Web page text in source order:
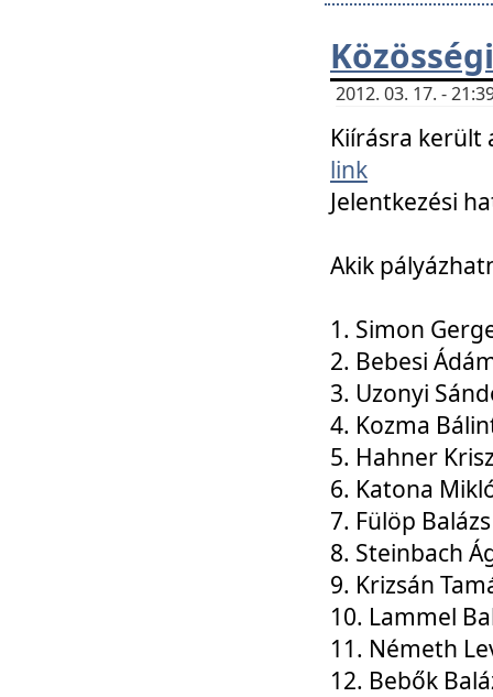
2012. 03. 17. -
Kiírásra került
link
Jelentkezési
Akik
1. Simon
2. Bebesi
3. Uzonyi
4. Kozma
5. Hahner
6. Katona
7. Fülöp Balázs
8. Steinbach
9. Krizsán
10. Lammel
11. Németh
12. Bebők